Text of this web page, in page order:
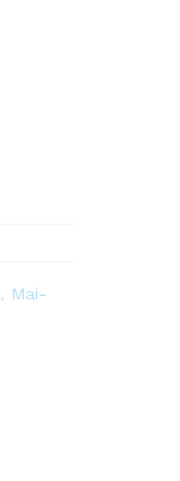
Mai-